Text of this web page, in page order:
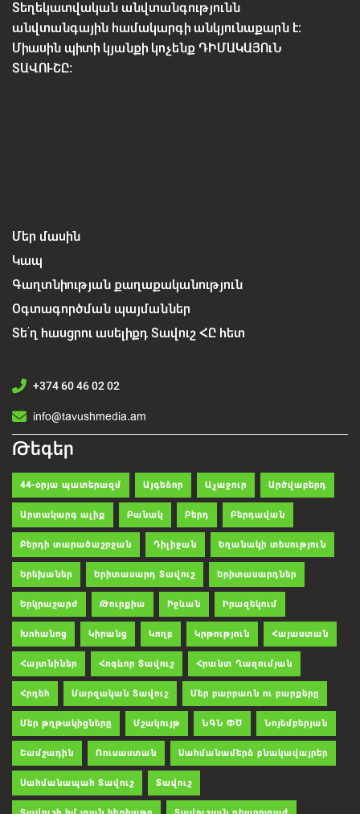
Տեղեկատվական անվտանգությունն
անվտանգային համակարգի անկյունաքարն է:
Միասին պիտի կյանքի կոչենք ԴԻՄԱԿԱՅՈւՆ
ՏԱՎՈՒՇԸ:
Մեր մասին
Կապ
Գաղտնիության քաղաքականություն
Օգտագործման պայմաններ
Տե՛ղ հասցրու ասելիքդ Տավուշ ՀԸ հետ
+374 60 46 02 02
info@tavushmedia.am
Թեգեր
44-օրյա պատերազմ Այգեձոր Աչաջուր Արծվաբերդ
Արտակարգ ալիք Բանակ Բերդ Բերդավան
Բերդի տարածաշրջան Դիլիջան Եղանակի տեսություն
Երեխաներ Երիտասարդ Տավուշ Երիտասարդներ
Երկրաշարժ Թուրքիա Իջևան Իրազեկում
Խոհանոց Կիրանց Կողբ Կրթություն Հայաստան
Հայտնիներ Հոգևոր Տավուշ Հրանտ Ղազումյան
Հրդեհ Մարզական Տավուշ Մեր բարբառն ու բարքերը
Մեր թղթակիցները Մշակույթ ՆԳՆ ՓԾ Նոյեմբերյան
Շամշադին Ռուսաստան Սահմանամերձ բնակավայրեր
Սահմանապահ Տավուշ Տավուշ